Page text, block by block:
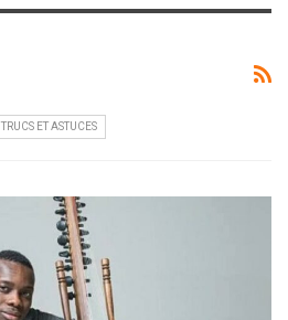
TRUCS ET ASTUCES